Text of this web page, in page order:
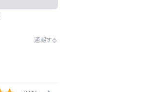
通報する